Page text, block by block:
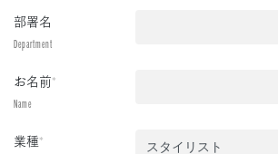
部署名
Department
お名前*
Name
業種*